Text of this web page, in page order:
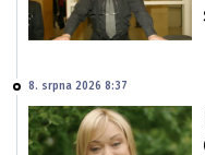
8. srpna 2026 8:37